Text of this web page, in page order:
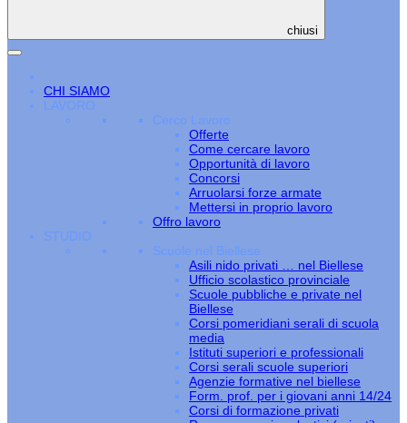
chiusi
CHI SIAMO
LAVORO
Cerco Lavoro
Offerte
Come cercare lavoro
Opportunità di lavoro
Concorsi
Arruolarsi forze armate
Mettersi in proprio lavoro
Offro lavoro
STUDIO
Scuole nel Biellese
Asili nido privati … nel Biellese
Ufficio scolastico provinciale
Scuole pubbliche e private nel
Biellese
Corsi pomeridiani serali di scuola
media
Istituti superiori e professionali
Corsi serali scuole superiori
Agenzie formative nel biellese
Form. prof. per i giovani anni 14/24
Corsi di formazione privati